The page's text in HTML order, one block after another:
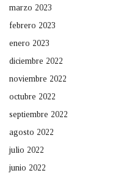
marzo 2023
febrero 2023
enero 2023
diciembre 2022
noviembre 2022
octubre 2022
septiembre 2022
agosto 2022
julio 2022
junio 2022